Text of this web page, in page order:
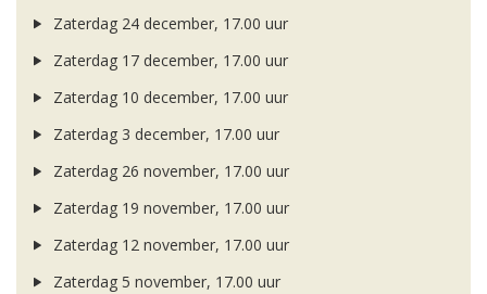
Zaterdag 24 december, 17.00 uur
Zaterdag 17 december, 17.00 uur
Zaterdag 10 december, 17.00 uur
Zaterdag 3 december, 17.00 uur
Zaterdag 26 november, 17.00 uur
Zaterdag 19 november, 17.00 uur
Zaterdag 12 november, 17.00 uur
Zaterdag 5 november, 17.00 uur